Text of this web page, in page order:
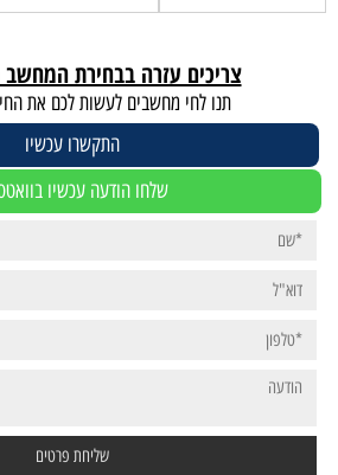
צריכים עזרה בבחירת
תנו לחי מחשבים לעשות לכם את
התקשרו עכשיו
שלחו הודעה עכשיו